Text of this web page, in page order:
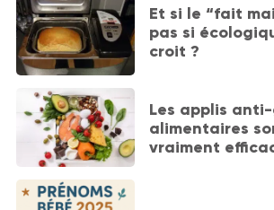
Et si le “fait
pas si
croit ?
Les applis
alimentaires
vraiment